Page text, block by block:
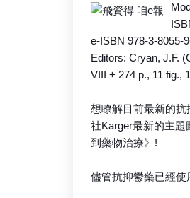
e-ISBN 978-3-8055-
Editors: Cryan, J.F.
VIII + 274 p., 11 fig.,
想瞭解目前最新的
社Karger最新的主題
到藥物治療》!
儘管抗抑鬱藥已經使